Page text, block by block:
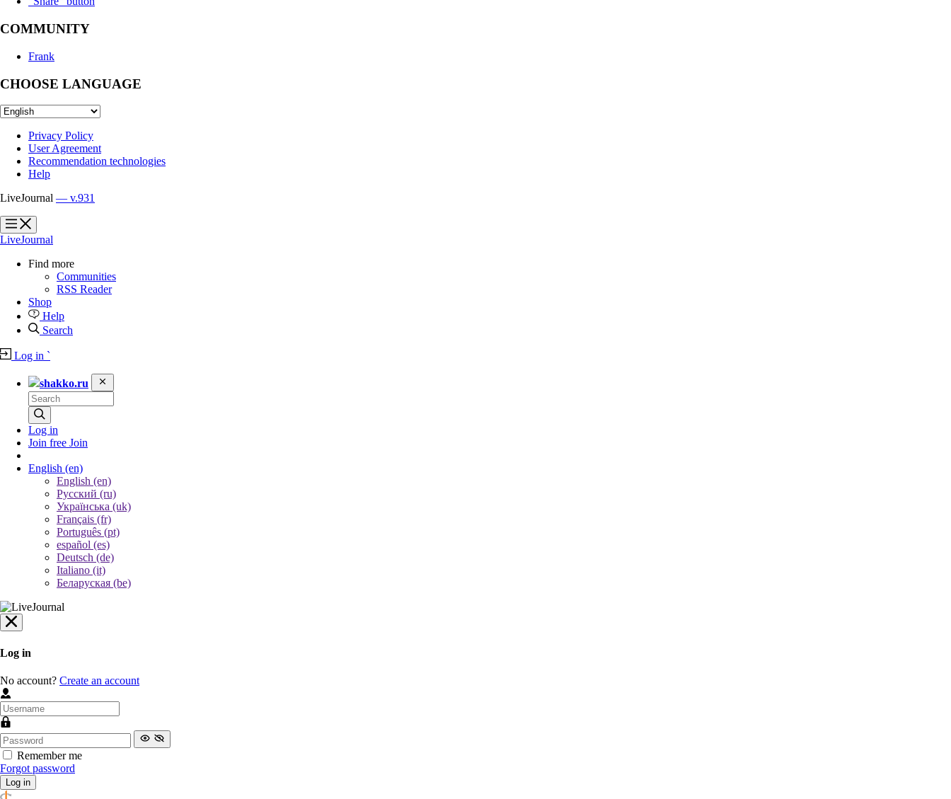
COMMUNITY
Frank
CHOOSE LANGUAGE
Privacy Policy
User Agreement
Recommendation technologies
Help
LiveJournal — v.931
?
?
LiveJournal
Find more
Communities
RSS Reader
Shop
Help
Search
Log in `
shakko.ru
Log in
Join free Join
English (en)
English (en)
Русский (ru)
Українська (uk)
Français (fr)
Português (pt)
español (es)
Deutsch (de)
Italiano (it)
Беларуская (be)
Log in
No account? Create an account
Remember me
Forgot password
Log in